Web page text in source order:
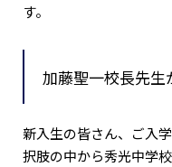
す。
加藤聖一校長先生
新入生の皆さん、ご入
択肢の中から秀光中学